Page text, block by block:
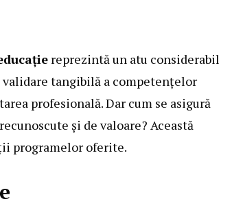
reprezintă un atu considerabil
validare tangibilă a competențelor
profesională. Dar cum se asigură
și de valoare? Această
programelor oferite.